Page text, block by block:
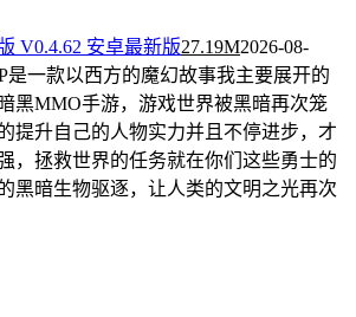
V0.4.62 安卓最新版27.19M2026-08-
是一款以西方的魔幻故事我主要展开的
黑MMO手游，游戏世界被黑暗再次笼
提升自己的人物实力并且不停进步，才
，拯救世界的任务就在你们这些勇士的
黑暗生物驱逐，让人类的文明之光再次